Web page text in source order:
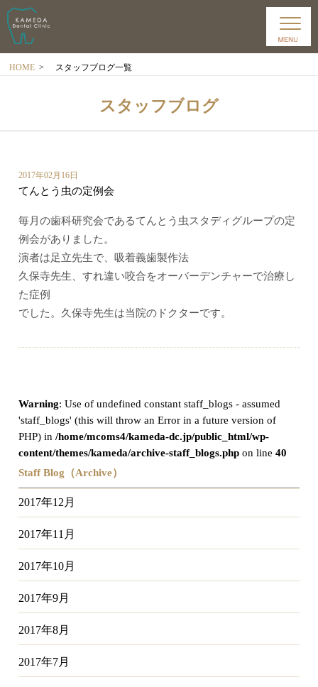
HOME > スタッフブログ一覧
スタッフブログ
2017年02月16日
てんとう虫の定例会
毎月の歯科研究会であるてんとう虫スタディグループの定
例会がありました。
演者は足立先生で、吸着義歯製作法
久保寺先生、すれ違い咬合をオーバーデンチャーで治療し
た症例
でした。久保寺先生は当院のドクターです。
Warning: Use of undefined constant staff_blogs - assumed
'staff_blogs' (this will throw an Error in a future version of
PHP) in/home/mcoms4/kameda-dc.jp/public_html/wp-
content/themes/kameda/archive-staff_blogs.php on line40
Staff Blog（Archive）
2017年12月
2017年11月
2017年10月
2017年9月
2017年8月
2017年7月